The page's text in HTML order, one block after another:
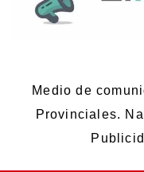
Medio de
Provinciales.